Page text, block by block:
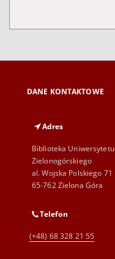
DANE KONTAKTOWE
Adres
Biblioteka Uniwersytetu
Zielonogórskiego
al. Wojska Polskiego 71
65-762 Zielona Góra
Telefon
(+48) 68 328 21 55